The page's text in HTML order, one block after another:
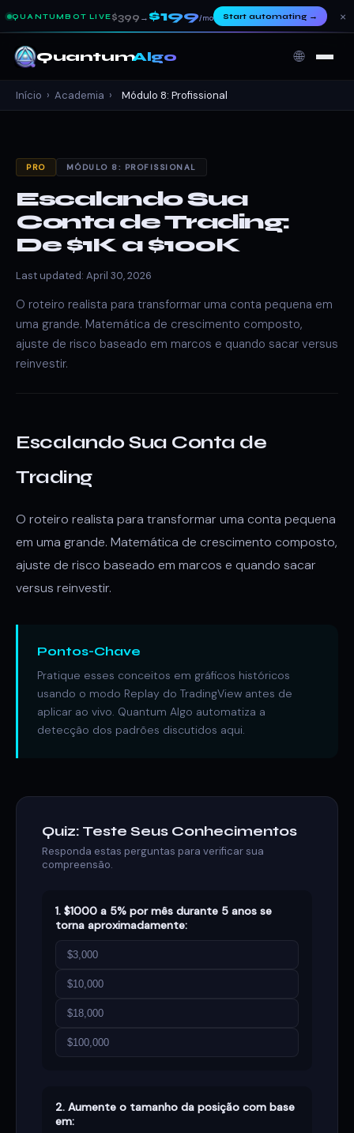
QUANTUMBOT LIVE $399 → $199/mo Start automating→ ×
QuantumAlgo 🌐
Início › Academia › Módulo 8: Profissional
PRO MÓDULO 8: PROFISSIONAL
Escalando Sua
Conta de Trading:
De $1K a $100K
Last updated: April 30, 2026
O roteiro realista para transformar uma conta pequena em
uma grande. Matemática de crescimento composto,
ajuste de risco baseado em marcos e quando sacar versus
reinvestir.
Escalando Sua Conta de
Trading
O roteiro realista para transformar uma conta pequena
em uma grande. Matemática de crescimento composto,
ajuste de risco baseado em marcos e quando sacar
versus reinvestir.
Pontos-Chave
Pratique esses conceitos em gráficos históricos
usando o modo Replay do TradingView antes de
aplicar ao vivo. Quantum Algo automatiza a
detecção dos padrões discutidos aqui.
Quiz: Teste Seus Conhecimentos
Responda estas perguntas para verificar sua
compreensão.
1. $1000 a 5% por mês durante 5 anos se
torna aproximadamente:
$3,000
$10,000
$18,000
$100,000
2. Aumente o tamanho da posição com base
em: